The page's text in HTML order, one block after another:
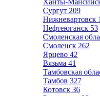
Ханты-
Сургут 209
Нижневартовск
Нефтеюганск 53
Смоленская
Смоленск 262
Ярцево 42
Вязьма 41
Тамбовская
Тамбов 327
Котовск 36